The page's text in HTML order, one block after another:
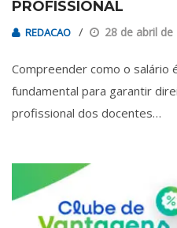
PROFISSIONAL
REDACAO 28 de abril de
Compreender como o salário
fundamental para garantir
profissional dos docentes…